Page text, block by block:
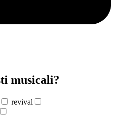
musicali?
revival